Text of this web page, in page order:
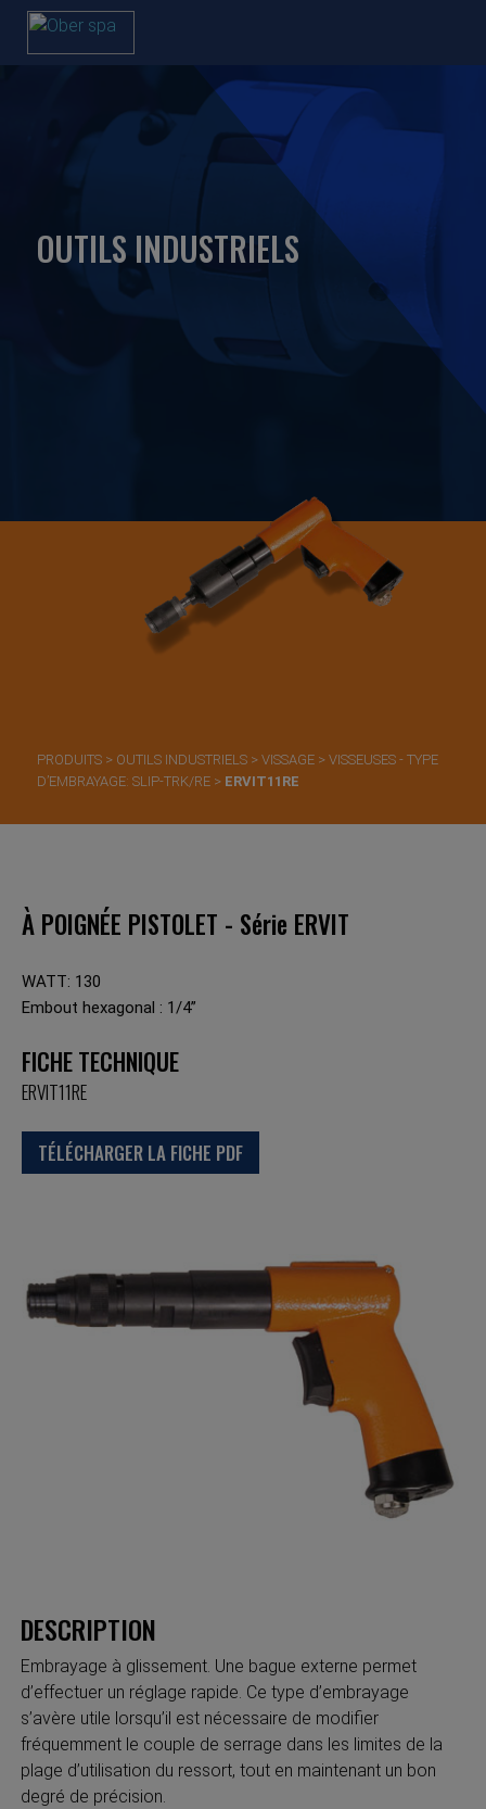
OUTILS INDUSTRIELS
PRODUITS > OUTILS INDUSTRIELS> VISSAGE > VISSEUSES - TYPE
D’EMBRAYAGE: SLIP-TRK/RE > ERVIT11RE
À POIGNÉE PISTOLET - Série ERVIT
WATT: 130
Embout hexagonal : 1/4”
FICHE TECHNIQUE
ERVIT11RE
TÉLÉCHARGER LA FICHE PDF
DESCRIPTION
Embrayage à glissement. Une bague externe permet
d’effectuer un réglage rapide. Ce type d’embrayage
s’avère utile lorsqu’il est nécessaire de modifier
fréquemment le couple de serrage dans les limites de la
plage d’utilisation du ressort, tout en maintenant un bon
degré de précision.